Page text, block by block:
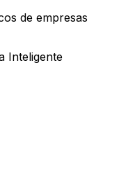
de empresas
Inteligente